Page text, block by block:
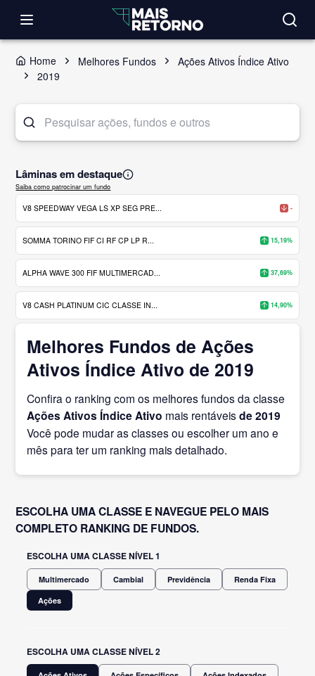
Home Melhores Fundos
Ações Ativos Índice Ativo
2019
Lâminas em destaque
Saiba como patrocinar um fundo
V8 SPEEDWAY VEGA LS XP SEG PRE... -
SOMMA TORINO FIF CI RF CP LP R... 15,19%
ALPHA WAVE 300 FIF MULTIMERCAD... 37,69%
V8 CASH PLATINUM CIC CLASSE IN... 14,90%
Melhores Fundos de Ações
Ativos Índice Ativo de 2019
Confira o ranking com os melhores fundos da classe
Ações Ativos Índice Ativo mais rentáveisde 2019
Você pode mudar as classes ou escolher um ano e
mês para ter um ranking mais detalhado.
ESCOLHA UMA CLASSE E NAVEGUE PELO MAIS
COMPLETO RANKING DE FUNDOS.
ESCOLHA UMA CLASSE NÍVEL 1
Multimercado Cambial Previdência
Renda Fixa
Ações
ESCOLHA UMA CLASSE NÍVEL 2